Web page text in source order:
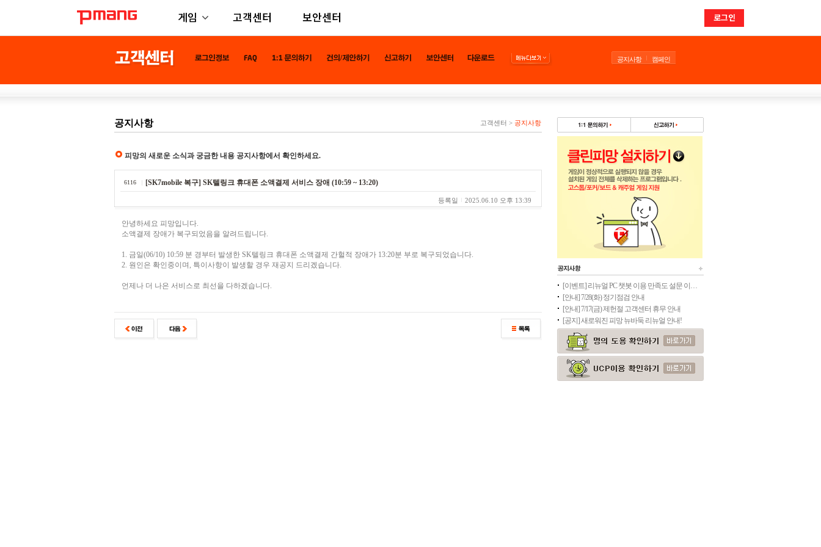
게임 고객센터 보안센터 로그인
공지사항 캠페인
공지사항 고객센터 > 공지사항
피망의 새로운 소식과 궁금한 내용 공지사항에서 확인하세요.
6116 [SK7mobile 복구] SK텔링크 휴대폰 소액결제 서비스 장애 (10:59 ~ 13:20)
등록일 2025.06.10 오후 13:39
안녕하세요 피망입니다.
소액결제 장애가 복구되었음을 알려드립니다.
1. 금일(06/10) 10:59 분 경부터 발생한 SK텔링크 휴대폰 소액결제 간헐적 장애가 13:20분 부로 복구되었습니다.
2. 원인은 확인중이며, 특이사항이 발생할 경우 재공지 드리겠습니다.
언제나 더 나은 서비스로 최선을 다하겠습니다.
[이벤트] 리뉴얼 PC 챗봇 이용 만족도 설문 이벤트(종료)
[안내] 7/28(화) 정기점검 안내
[안내] 7/17(금) 제헌절 고객센터 휴무 안내
[공지] 새로워진 피망 뉴바둑 리뉴얼 안내!